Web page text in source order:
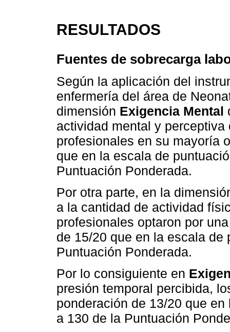
RESULTADOS
Fuentes de sobrecarga
Según la aplicación del
enfermería del área de
dimensión Exigencia Mental
actividad mental y
profesionales en su mayoría
que en la escala de
Puntuación Ponderada.
Por otra parte, en la
a la cantidad de actividad
profesionales optaron por
de 15/20 que en la escala de
Puntuación Ponderada.
Por lo consiguiente en
presión temporal percibida,
ponderación de 13/20 que
a 130 de la Puntuación